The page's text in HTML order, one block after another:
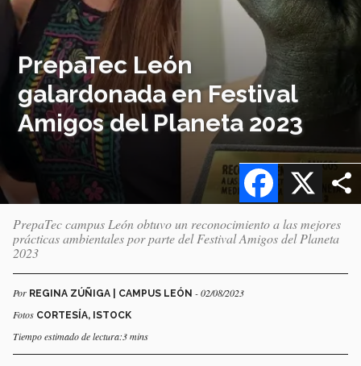
PrepaTec León
galardonada en Festival
Amigos del Planeta 2023
X
Facebook
PrepaTec campus León obtuvo un reconocimiento a las mejores
prácticas ambientales por parte del Festival Amigos del Planeta
2023
Por REGINA ZÚÑIGA | CAMPUS LEÓN - 02/08/2023
Fotos CORTESÍA, ISTOCK
Tiempo estimado de lectura:3 mins